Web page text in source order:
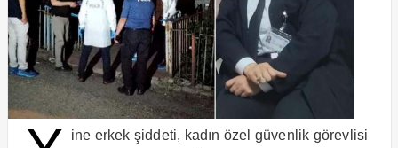
ine erkek şiddeti, kadın özel güvenlik görevlisi